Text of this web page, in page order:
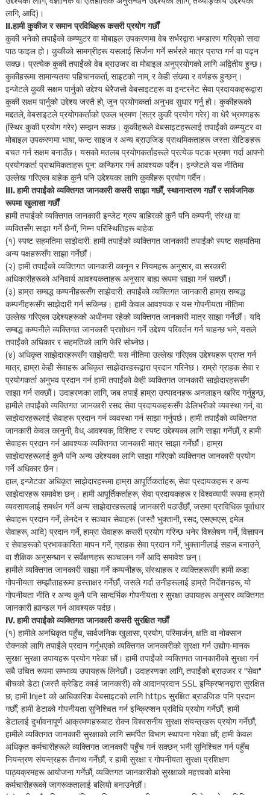
लागि, आदि)।
II.हामी कुकीज र समान प्रविधिहरू कसरी प्रयोग गर्छौं
कुकी भनेको तपाईंको कम्प्युटर वा मोबाइल उपकरणमा वेब सर्भरद्वारा भण्डारण गरिएको सादा
पाठ फाइल हो। कुकीको सामग्रीहरू यसलाई सिर्जना गर्ने सर्भरले मात्र प्राप्त गर्न वा पढ्न
सक्छ। प्रत्येक कुकी तपाईंको वेब ब्राउजर वा मोबाइल अनुप्रयोगको लागि अद्वितीय हुन्छ।
कुकीहरूमा सामान्यतया पहिचानकर्ता, साइटको नाम, र केही संख्या र वर्णहरू हुन्छन्।
इन्जेटले कुकी सक्षम पार्नुको उद्देश्य धेरैजसो वेबसाइटहरू वा इन्टरनेट सेवा प्रदायकहरूद्वारा
कुकी सक्षम पार्नुको उद्देश्य जस्तै हो, जुन प्रयोगकर्ता अनुभव सुधार गर्नु हो। कुकीहरूको
मद्दतले, वेबसाइटले प्रयोगकर्ताको एकल भ्रमण (सत्र कुकी प्रयोग गरेर) वा धेरै भ्रमणहरू
(स्थिर कुकी प्रयोग गरेर) सम्झन सक्छ। कुकीहरूले वेबसाइटहरूलाई तपाईंको कम्प्युटर वा
मोबाइल उपकरणमा भाषा, फन्ट साइज र अन्य ब्राउजिङ प्राथमिकताहरू जस्ता सेटिङहरू
बचत गर्न सक्षम बनाउँछ। यसको मतलब प्रयोगकर्ताहरूले प्रत्येक पटक भ्रमण गर्दा आफ्नो
प्रयोगकर्ता प्राथमिकताहरू पुन: कन्फिगर गर्न आवश्यक पर्दैन। इन्जेटले यस नीतिमा
उल्लेख गरिएका बाहेक कुनै पनि उद्देश्यका लागि कुकीहरू प्रयोग गर्दैन।
III. हामी तपाईंको व्यक्तिगत जानकारी कसरी साझा गर्छौं, स्थानान्तरण गर्छौं र सार्वजनिक
रूपमा खुलासा गर्छौं
हामी तपाईंको व्यक्तिगत जानकारी इन्जेट ग्रुप बाहिरको कुनै पनि कम्पनी, संस्था वा
व्यक्तिसँग साझा गर्ने छैनौं, निम्न परिस्थितिहरू बाहेक:
(१) स्पष्ट सहमतिमा साझेदारी: हामी तपाईंको व्यक्तिगत जानकारी तपाईंको स्पष्ट सहमतिमा
अन्य पक्षहरूसँग साझा गर्नेछौं।
(२) हामी तपाईंको व्यक्तिगत जानकारी कानून र नियमहरू अनुसार, वा सरकारी
अधिकारीहरूको अनिवार्य आवश्यकताहरू अनुसार बाह्य रूपमा साझा गर्न सक्छौं।
(३) हाम्रा सम्बद्ध कम्पनीहरूसँग साझेदारी: तपाईंको व्यक्तिगत जानकारी हाम्रा सम्बद्ध
कम्पनीहरूसँग साझेदारी गर्न सकिन्छ। हामी केवल आवश्यक र यस गोपनीयता नीतिमा
उल्लेख गरिएका उद्देश्यहरूको अधीनमा रहेको व्यक्तिगत जानकारी मात्र साझा गर्नेछौं। यदि
सम्बद्ध कम्पनीले व्यक्तिगत जानकारी प्रशोधन गर्ने उद्देश्य परिवर्तन गर्न चाहन्छ भने, यसले
तपाईंको अधिकार र सहमतिको लागि फेरि सोध्नेछ।
(४) अधिकृत साझेदारहरूसँग साझेदारी: यस नीतिमा उल्लेख गरिएका उद्देश्यहरू प्राप्त गर्न
मात्र, हाम्रा केही सेवाहरू अधिकृत साझेदारहरूद्वारा प्रदान गरिनेछ। राम्रो ग्राहक सेवा र
प्रयोगकर्ता अनुभव प्रदान गर्न हामी तपाईंको केही व्यक्तिगत जानकारी साझेदारहरूसँग
साझा गर्न सक्छौं। उदाहरणका लागि, जब तपाईं हाम्रा उत्पादनहरू अनलाइन खरिद गर्नुहुन्छ,
हामीले तपाईंको व्यक्तिगत जानकारी रसद सेवा प्रदायकहरूसँग डेलिभरीको व्यवस्था गर्न, वा
साझेदारहरूलाई सेवाहरू प्रदान गर्न व्यवस्था गर्न साझा गर्नुपर्छ। हामी तपाईंको व्यक्तिगत
जानकारी केवल कानुनी, वैध, आवश्यक, विशिष्ट र स्पष्ट उद्देश्यका लागि साझा गर्नेछौं, र हामी
सेवाहरू प्रदान गर्न आवश्यक व्यक्तिगत जानकारी मात्र साझा गर्नेछौं। हाम्रा
साझेदारहरूलाई कुनै पनि अन्य उद्देश्यका लागि साझा गरिएको व्यक्तिगत जानकारी प्रयोग
गर्ने अधिकार छैन।
हाल, इन्जेटका अधिकृत साझेदारहरूमा हाम्रा आपूर्तिकर्ताहरू, सेवा प्रदायकहरू र अन्य
साझेदारहरू समावेश छन्। हामी आपूर्तिकर्ताहरू, सेवा प्रदायकहरू र विश्वव्यापी रूपमा हाम्रो
व्यवसायलाई समर्थन गर्ने अन्य साझेदारहरूलाई जानकारी पठाउँछौं, जसमा प्राविधिक पूर्वाधार
सेवाहरू प्रदान गर्ने, लेनदेन र सञ्चार सेवाहरू (जस्तै भुक्तानी, रसद, एसएमएस, इमेल
सेवाहरू, आदि) प्रदान गर्ने, हाम्रा सेवाहरू कसरी प्रयोग गरिन्छ भनेर विश्लेषण गर्ने, विज्ञापन
र सेवाहरूको प्रभावकारिता मापन गर्ने, ग्राहक सेवा प्रदान गर्ने, भुक्तानीलाई सहज बनाउने,
वा शैक्षिक अनुसन्धान र सर्वेक्षणहरू सञ्चालन गर्ने आदि समावेश छन्।
हामीले व्यक्तिगत जानकारी साझा गर्ने कम्पनीहरू, संस्थाहरू र व्यक्तिहरूसँग हामी कडा
गोपनीयता सम्झौताहरूमा हस्ताक्षर गर्नेछौं, जसले गर्दा उनीहरूलाई हाम्रो निर्देशनहरू, यो
गोपनीयता नीति र अन्य कुनै पनि सान्दर्भिक गोपनीयता र सुरक्षा उपायहरू अनुसार व्यक्तिगत
जानकारी ह्यान्डल गर्न आवश्यक पर्दछ।
IV. हामी तपाईंको व्यक्तिगत जानकारी कसरी सुरक्षित गर्छौं
(१) हामीले अनधिकृत पहुँच, सार्वजनिक खुलासा, प्रयोग, परिमार्जन, क्षति वा नोक्सान
रोक्नको लागि तपाईंले प्रदान गर्नुभएको व्यक्तिगत जानकारीको सुरक्षा गर्न उद्योग-मानक
सुरक्षा सुरक्षा उपायहरू प्रयोग गरेका छौं। हामी तपाईंको व्यक्तिगत जानकारीको सुरक्षा गर्न
सबै उचित रूपमा सम्भाव्य उपायहरू लिनेछौं। उदाहरणका लागि, तपाईंको ब्राउजर र "सेवा"
बीचको डेटा (जस्तै क्रेडिट कार्ड जानकारी) को आदानप्रदान SSL इन्क्रिप्शनद्वारा सुरक्षित
छ; हामी Injet को आधिकारिक वेबसाइटको लागि https सुरक्षित ब्राउजिङ पनि प्रदान
गर्छौं; हामी डेटाको गोपनीयता सुनिश्चित गर्न इन्क्रिप्शन प्रविधि प्रयोग गर्नेछौं; हामी
डेटालाई दुर्भावनापूर्ण आक्रमणहरूबाट रोक्न विश्वसनीय सुरक्षा संयन्त्रहरू प्रयोग गर्नेछौं;
हामीले व्यक्तिगत जानकारी सुरक्षाको लागि समर्पित विभाग स्थापना गरेका छौं; हामी केवल
अधिकृत कर्मचारीहरूले व्यक्तिगत जानकारी पहुँच गर्न सक्छन् भनी सुनिश्चित गर्न पहुँच
नियन्त्रण संयन्त्रहरू तैनाथ गर्नेछौं; र हामी सुरक्षा र गोपनीयता सुरक्षा प्रशिक्षण
पाठ्यक्रमहरू आयोजना गर्नेछौं, व्यक्तिगत जानकारीको सुरक्षाको महत्त्वको बारेमा
कर्मचारीहरूको जागरूकतालाई बलियो बनाउनेछौं।